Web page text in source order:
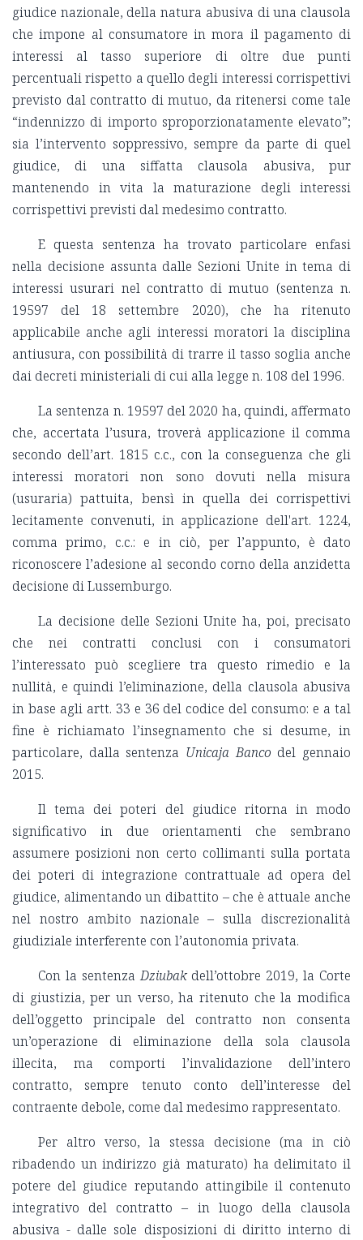
giudice nazionale, della natura abusiva di una clausola
che impone al consumatore in mora il pagamento di
interessi al tasso superiore di oltre due punti
percentuali rispetto a quello degli interessi corrispettivi
previsto dal contratto di mutuo, da ritenersi come tale
“indennizzo di importo sproporzionatamente elevato”;
sia l’intervento soppressivo, sempre da parte di quel
giudice, di una siffatta clausola abusiva, pur
mantenendo in vita la maturazione degli interessi
corrispettivi previsti dal medesimo contratto.
E questa sentenza ha trovato particolare enfasi
nella decisione assunta dalle Sezioni Unite in tema di
interessi usurari nel contratto di mutuo (sentenza n.
19597 del 18 settembre 2020), che ha ritenuto
applicabile anche agli interessi moratori la disciplina
antiusura, con possibilità di trarre il tasso soglia anche
dai decreti ministeriali di cui alla legge n. 108 del 1996.
La sentenza n. 19597 del 2020 ha, quindi, affermato
che, accertata l’usura, troverà applicazione il comma
secondo dell’art. 1815 c.c., con la conseguenza che gli
interessi moratori non sono dovuti nella misura
(usuraria) pattuita, bensì in quella dei corrispettivi
lecitamente convenuti, in applicazione dell'art. 1224,
comma primo, c.c.: e in ciò, per l’appunto, è dato
riconoscere l’adesione al secondo corno della anzidetta
decisione di Lussemburgo.
La decisione delle Sezioni Unite ha, poi, precisato
che nei contratti conclusi con i consumatori
l’interessato può scegliere tra questo rimedio e la
nullità, e quindi l’eliminazione, della clausola abusiva
in base agli artt. 33 e 36 del codice del consumo: e a tal
fine è richiamato l’insegnamento che si desume, in
particolare, dalla sentenza Unicaja Banco del gennaio
2015.
Il tema dei poteri del giudice ritorna in modo
significativo in due orientamenti che sembrano
assumere posizioni non certo collimanti sulla portata
dei poteri di integrazione contrattuale ad opera del
giudice, alimentando un dibattito – che è attuale anche
nel nostro ambito nazionale – sulla discrezionalità
giudiziale interferente con l’autonomia privata.
Con la sentenzaDziubakdell’ottobre 2019, la Corte
di giustizia, per un verso, ha ritenuto che la modifica
dell’oggetto principale del contratto non consenta
un’operazione di eliminazione della sola clausola
illecita, ma comporti l’invalidazione dell’intero
contratto, sempre tenuto conto dell’interesse del
contraente debole, come dal medesimo rappresentato.
Per altro verso, la stessa decisione (ma in ciò
ribadendo un indirizzo già maturato) ha delimitato il
potere del giudice reputando attingibile il contenuto
integrativo del contratto – in luogo della clausola
abusiva - dalle sole disposizioni di diritto interno di